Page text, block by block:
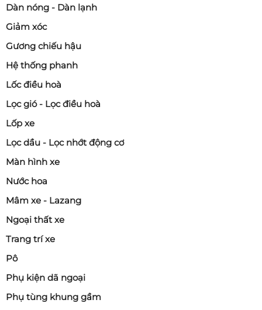
Dàn nóng - Dàn lạnh
Giảm xóc
Gương chiếu hậu
Hệ thống phanh
Lốc điều hoà
Lọc gió - Lọc điều hoà
Lốp xe
Lọc dầu - Lọc nhớt động cơ
Màn hình xe
Nước hoa
Mâm xe - Lazang
Ngoại thất xe
Trang trí xe
Pô
Phụ kiện dã ngoại
Phụ tùng khung gầm